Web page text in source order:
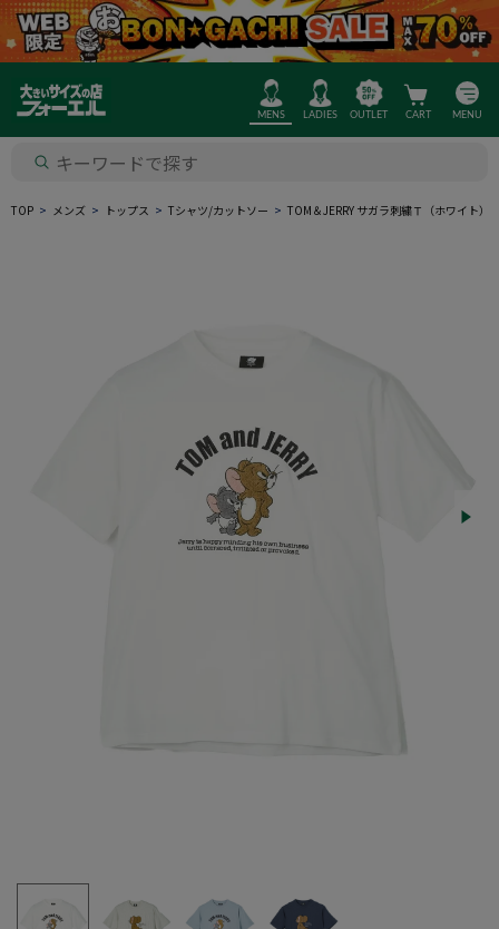
MENS LADIES OUTLET CART MENU
TOP メンズ トップス Tシャツ/カットソー TOM＆JERRY サガラ刺繍Ｔ（ホワイト）